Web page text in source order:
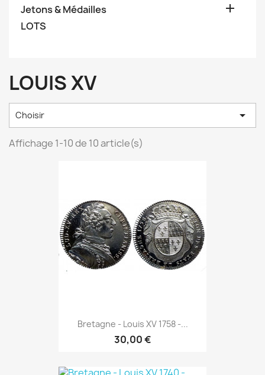
Jetons & Médailles 
LOTS
LOUIS XV
Choisir 
Affichage 1-10 de 10 article(s)
Bretagne - Louis XV 1758 -...
30,00 €